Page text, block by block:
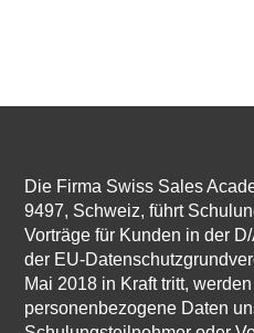
Die Firma Swiss Sales
9497, Schweiz, führt
Vorträge für Kunden in der
der EU-
Mai 2018 in Kraft tritt,
personenbezogene Daten